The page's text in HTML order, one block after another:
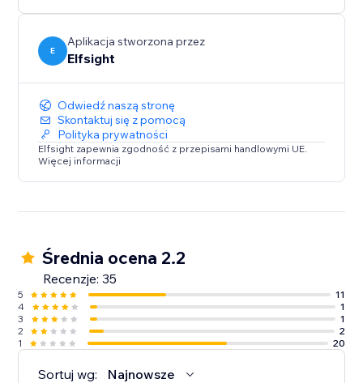
E
Aplikacja stworzona przez
Elfsight
Odwiedź naszą stronę
Skontaktuj się z pomocą
Polityka prywatności
Elfsight zapewnia zgodność z przepisami handlowymi UE.
Więcej informacji
Średnia ocena 2.2
Recenzje: 35
5
11
4
1
3
1
2
2
1
20
Sortuj wg: Najnowsze